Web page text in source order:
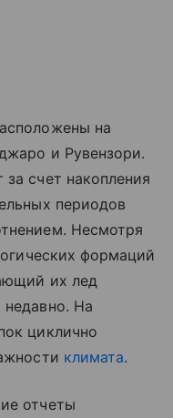
на
и Рувензори.
счет накопления
периодов
Несмотря
формаций
их лед
недавно. На
циклично
климата.
отчеты